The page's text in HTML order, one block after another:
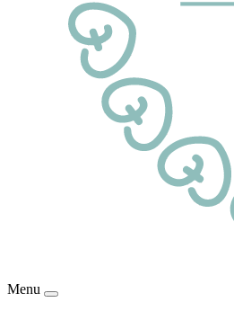
Menu